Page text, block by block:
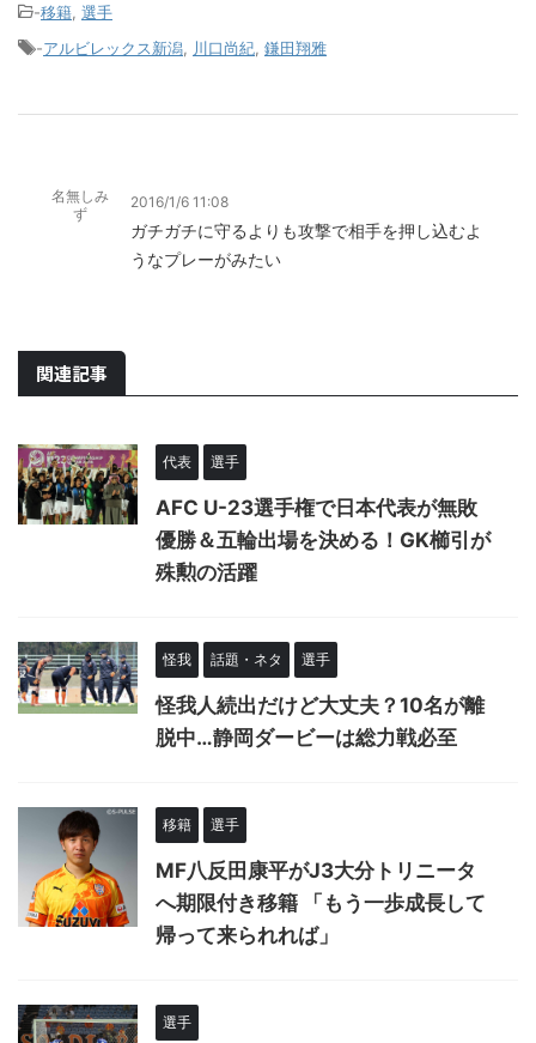
-移籍 選手
-アルビレックス新潟 川口尚紀 鎌田翔雅
名無しみ
ず
2016/1/6 11:08
ガチガチに守るよりも攻撃で相手を押し込むよ
うなプレーがみたい
関連記事
代表 選手
AFC U-23選手権で日本代表が無敗
優勝＆五輪出場を決める！GK櫛引が
殊勲の活躍
怪我 話題・ネタ 選手
怪我人続出だけど大丈夫？10名が離
脱中…静岡ダービーは総力戦必至
移籍 選手
MF八反田康平がJ3大分トリニータ
へ期限付き移籍 「もう一歩成長して
帰って来られれば」
選手